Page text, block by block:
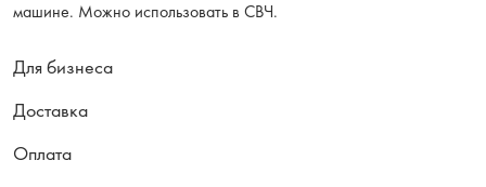
машине. Можно использовать в СВЧ.
Для бизнеса
Доставка
Оплата